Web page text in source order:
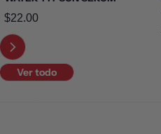
Precio normal
$22.00
Ver todo